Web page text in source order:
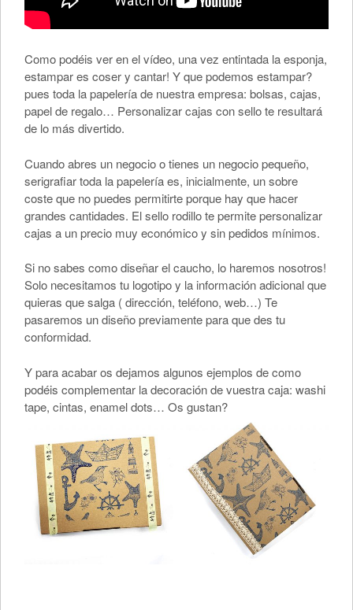
Como podéis ver en el vídeo, una vez entintada la esponja,
estampar es coser y cantar! Y que podemos estampar?
pues toda la papelería de nuestra empresa: bolsas, cajas,
papel de regalo… Personalizar cajas con sello te resultará
de lo más divertido.
Cuando abres un negocio o tienes un negocio pequeño,
serigrafiar toda la papelería es, inicialmente, un sobre
coste que no puedes permitirte porque hay que hacer
grandes cantidades. El sello rodillo te permite personalizar
cajas a un precio muy económico y sin pedidos mínimos.
Si no sabes como diseñar el caucho, lo haremos nosotros!
Solo necesitamos tu logotipo y la información adicional que
quieras que salga ( dirección, teléfono, web…) Te
pasaremos un diseño previamente para que des tu
conformidad.
Y para acabar os dejamos algunos ejemplos de como
podéis complementar la decoración de vuestra caja: washi
tape, cintas, enamel dots… Os gustan?